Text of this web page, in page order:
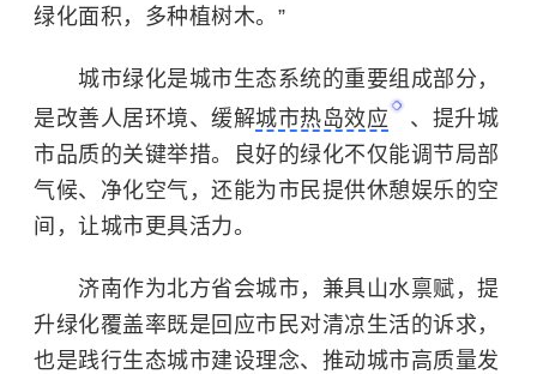
绿化面积，多种植树木。”
城市绿化是城市生态系统的重要组成部分，
是改善人居环境、缓解城市热岛效应
、提升城
市品质的关键举措。良好的绿化不仅能调节局部
气候、净化空气，还能为市民提供休憩娱乐的空
间，让城市更具活力。
济南作为北方省会城市，兼具山水禀赋，提
升绿化覆盖率既是回应市民对清凉生活的诉求，
也是践行生态城市建设理念、推动城市高质量发